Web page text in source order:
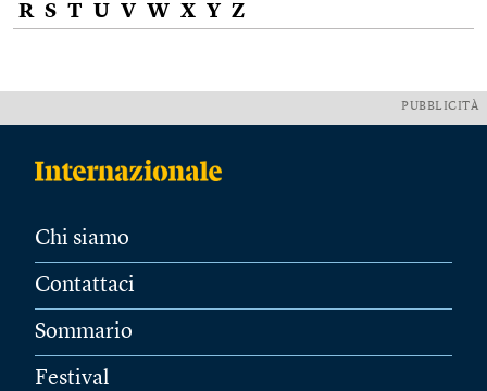
R S T U V W X Y Z
PUBBLICITÀ
Chi siamo
Contattaci
Sommario
Festival